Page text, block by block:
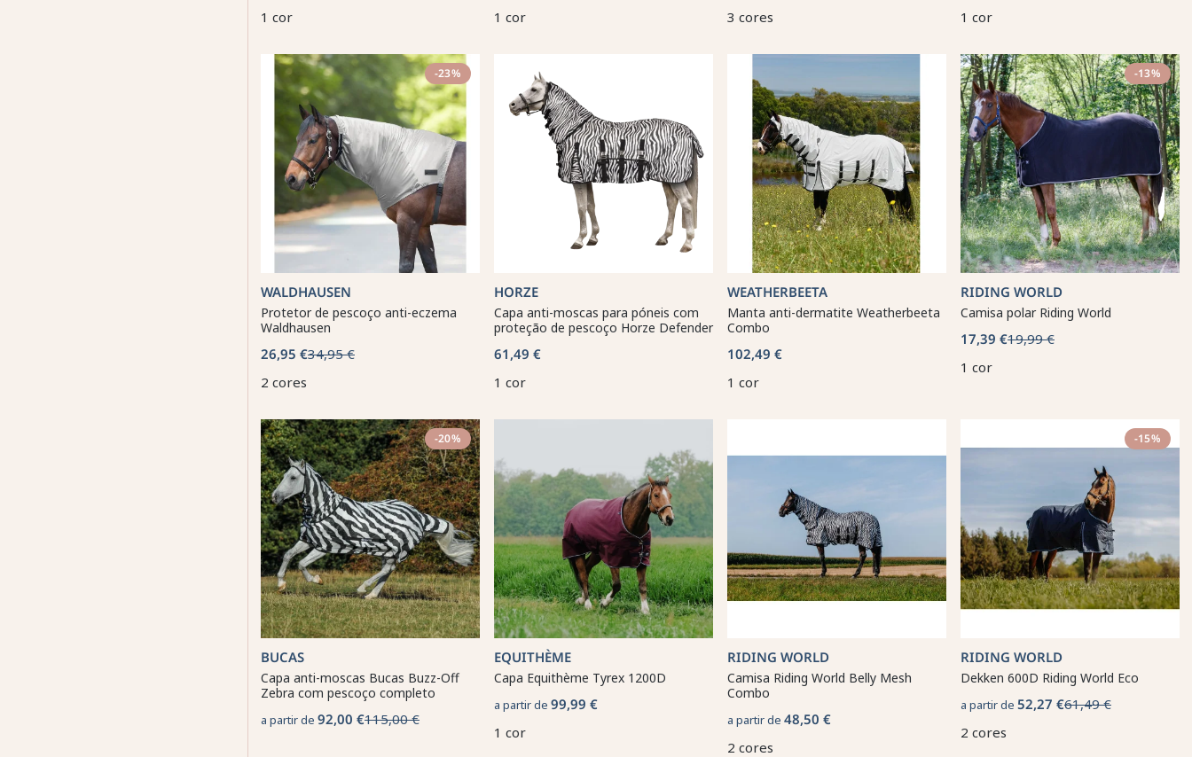
1 cor
1 cor
3 cores
1 cor
-23%
WALDHAUSEN
Protetor de pescoço anti-eczema
Waldhausen
26,95 €34,95 €
2 cores
HORZE
Capa anti-moscas para póneis com
proteção de pescoço Horze Defender
61,49 €
1 cor
WEATHERBEETA
Manta anti-dermatite Weatherbeeta
Combo
102,49 €
1 cor
-13%
RIDING WORLD
Camisa polar Riding World
17,39 €19,99 €
1 cor
-20%
BUCAS
Capa anti-moscas Bucas Buzz-Off
Zebra com pescoço completo
a partir de 92,00 €115,00 €
EQUITHÈME
Capa Equithème Tyrex 1200D
a partir de 99,99 €
1 cor
RIDING WORLD
Camisa Riding World Belly Mesh
Combo
a partir de 48,50 €
2 cores
-15%
RIDING WORLD
Dekken 600D Riding World Eco
a partir de 52,27 €61,49 €
2 cores